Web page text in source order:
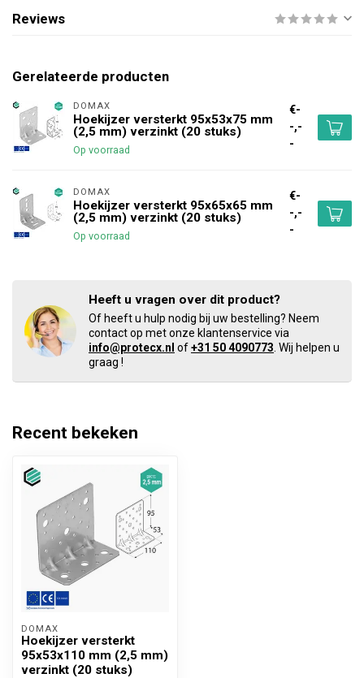
Reviews
Gerelateerde producten
DOMAX
Hoekijzer versterkt 95x53x75 mm
(2,5 mm) verzinkt (20 stuks)
Op voorraad
€-
-,-
-
DOMAX
Hoekijzer versterkt 95x65x65 mm
(2,5 mm) verzinkt (20 stuks)
Op voorraad
€-
-,-
-
Heeft u vragen over dit product?
Of heeft u hulp nodig bij uw bestelling? Neem
contact op met onze klantenservice via
info@protecx.nl of+31 50 4090773 . Wij helpen u
graag !
Recent bekeken
DOMAX
Hoekijzer versterkt
95x53x110 mm (2,5 mm)
verzinkt (20 stuks)